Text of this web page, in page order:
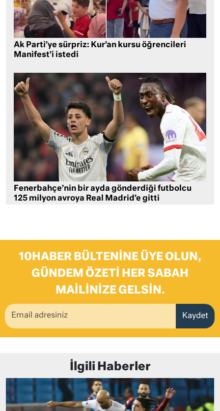
Ak Parti’ye sürpriz: Kur’an kursu öğrencileri
Manifest’i istedi
Fenerbahçe’nin bir ayda gönderdiği futbolcu
125 milyon avroya Real Madrid’e gitti
10HABER BÜLTENINE ÜYE OLUN,
GÜNDEM ÖZETI HER SABAH
MAILINIZE GELSIN.
Kaydet
İlgili Haberler